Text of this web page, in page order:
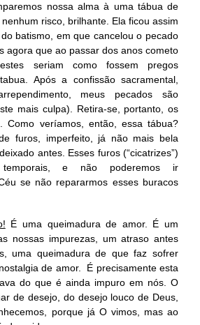
nossa alma à uma tábua de
risco, brilhante. Ela ficou assim
batismo, em que cancelou o pecado
agora que ao passar dos anos cometo
seriam como fossem pregos
Após a confissão sacramental,
meus pecados são
mais culpa). Retira-se, portanto, os
Como veríamos, então, essa tábua?
furos, imperfeito, já não mais bela
antes. Esses furos (“cicatrizes”)
e não poderemos ir
se não repararmos esses buracos
É uma queimadura de amor. É um
nossas impurezas, um atraso antes
uma queimadura de que faz sofrer
de amor. É precisamente esta
do que é ainda impuro em nós. O
de desejo, do desejo louco de Deus,
porque já O vimos, mas ao